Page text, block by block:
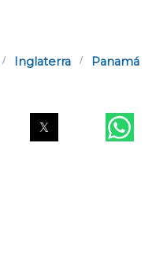
Inglaterra Panamá